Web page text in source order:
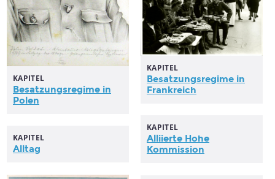
KAPITEL
Besatzungsregime in
Polen
KAPITEL
Besatzungsregime in
Frankreich
KAPITEL
Alliierte Hohe
Kommission
KAPITEL
Alltag